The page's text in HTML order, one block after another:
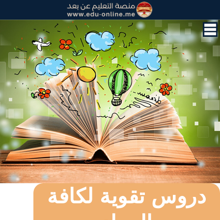
الرئيسية
الدورات
الكريم
التحفيظ
حول
الشهادات
التعليم
المدرسي
اللغة
الفرنسية
اللغةدروس تقوية لكافة